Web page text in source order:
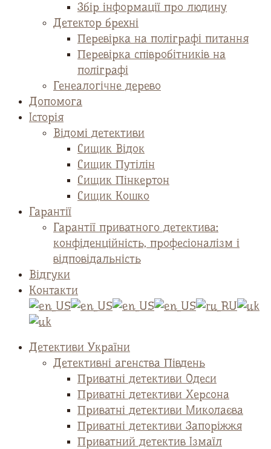
Збір інформації про людину
Детектор брехні
Перевірка на поліграфі питання
Перевірка співробітників на
поліграфі
Генеалогічне дерево
Допомога
Історія
Відомі детективи
Сищик Відок
Сищик Путілін
Сищик Пінкертон
Сищик Кошко
Гарантії
Гарантії приватного детектива:
конфіденційність, професіоналізм і
відповідальність
Відгуки
Контакти
Детективи України
Детективні агенства Південь
Приватні детективи Одеси
Приватні детективи Херсона
Приватні детективи Миколаєва
Приватні детективи Запоріжжя
Приватний детектив Ізмаїл